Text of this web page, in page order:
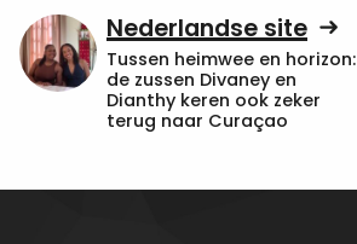
Nederlandse site
Tussen heimwee en horizon:
de zussen Divaney en
Dianthy keren ook zeker
terug naar Curaçao